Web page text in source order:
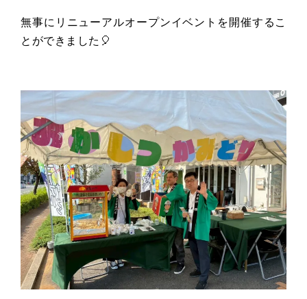
無事にリニューアルオープンイベントを開催するこ
とができました🎈